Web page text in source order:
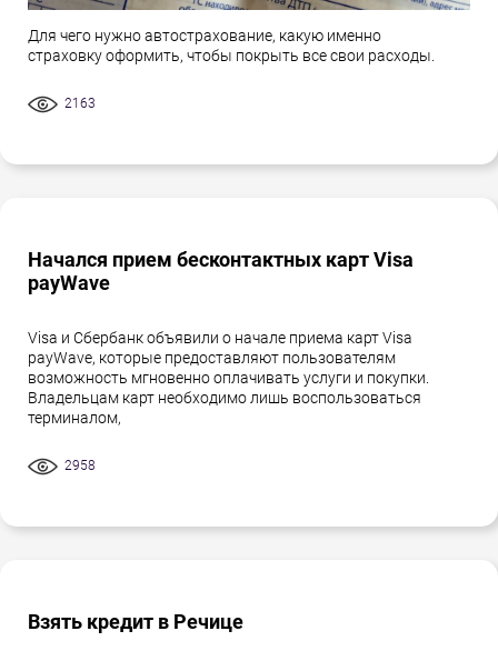
Для чего нужно автострахование, какую именно
страховку оформить, чтобы покрыть все свои расходы.
2163
Начался прием бесконтактных карт Visa
payWave
Visa и Сбербанк объявили о начале приема карт Visa
payWave, которые предоставляют пользователям
возможность мгновенно оплачивать услуги и покупки.
Владельцам карт необходимо лишь воспользоваться
терминалом,
2958
Взять кредит в Речице